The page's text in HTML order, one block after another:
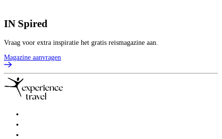
IN Spired
Vraag voor extra inspiratie het gratis reismagazine aan.
Magazine aanvragen